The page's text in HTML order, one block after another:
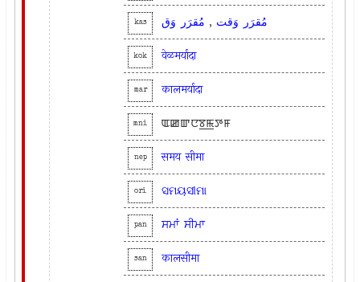
kas مُقرَر وَقت , مُقرَر وَق
kok वेळमर्यादा
mar कालमर्यादा
mni ꯑꯀꯛꯅꯕ꯭ꯃꯇꯝ
nep समय सीमा
ori ସମୟସୀମା
pan ਸਮਾਂ ਸੀਮਾ
san कालसीमा